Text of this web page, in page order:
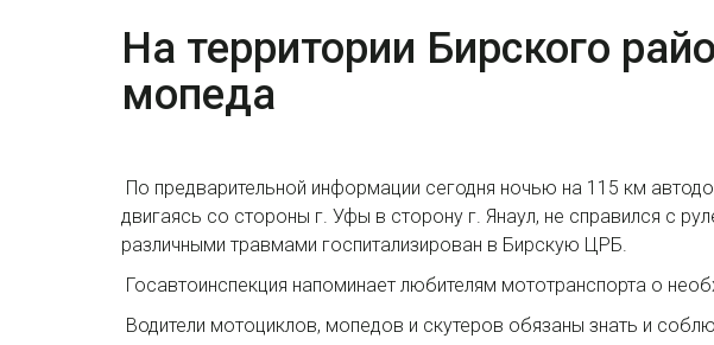
На территории Бирского
мопеда
По предварительной информации сегодня ночью на 115 км
двигаясь со стороны г. Уфы в сторону г. Янаул, не справился с
различными травмами госпитализирован в Бирскую ЦРБ.
Госавтоинспекция напоминает любителям мототранспорта о
Водители мотоциклов, мопедов и скутеров обязаны знать и